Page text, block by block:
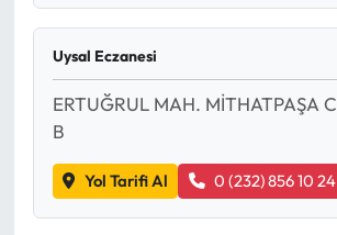
Uysal Eczanesi
ERTUĞRUL MAH. MİTHATPAŞA
B
Yol Tarifi Al 0 (232) 856 10 24